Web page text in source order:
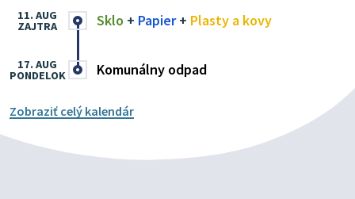
Sklo + Papier+ Plasty a kovy
11. AUG
ZAJTRA
Komunálny odpad
17. AUG
PONDELOK
Zobraziť celý kalendár